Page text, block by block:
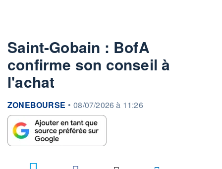
Saint-Gobain : BofA
confirme son conseil à
l'achat
information fournie par
ZONEBOURSE • 08/07/2026 à 11:26